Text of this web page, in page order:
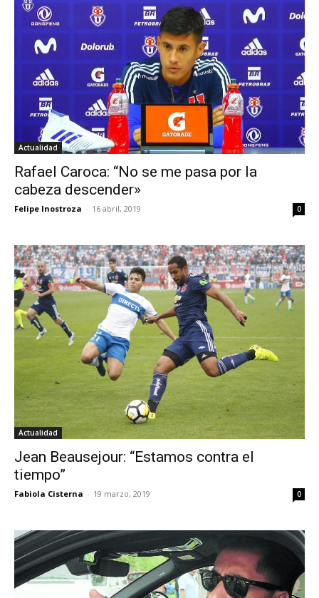
Actualidad
Rafael Caroca: “No se me pasa por la
cabeza descender»
Felipe Inostroza - 16 abril, 2019 0
Actualidad
Jean Beausejour: “Estamos contra el
tiempo”
Fabiola Cisterna - 19 marzo, 2019 0